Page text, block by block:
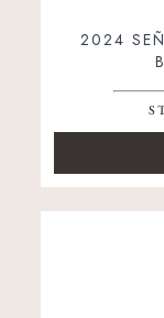
2024